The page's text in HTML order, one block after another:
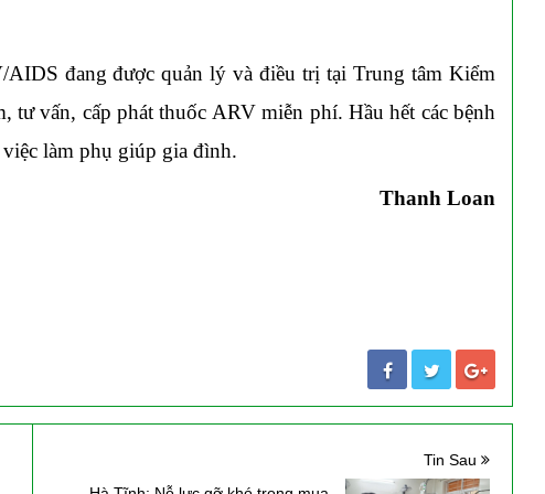
đang được quản lý và điều trị tại Trung tâm Kiểm
tư vấn, cấp phát thuốc ARV miễn phí. Hầu hết các bệnh
làm phụ giúp gia đình.
Thanh Loan
Tin Sau